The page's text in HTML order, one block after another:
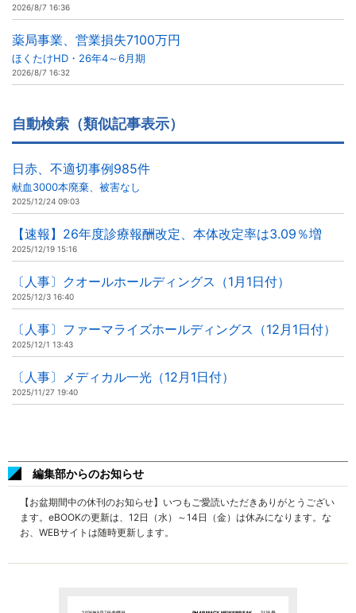
2026/8/7 16:36
薬局事業、営業損失7100万円
ほくたけHD・26年4～6月期
2026/8/7 16:32
自動検索（類似記事表示）
日赤、不適切事例985件
献血3000本廃棄、被害なし
2025/12/24 09:03
【速報】26年度診療報酬改定、本体改定率は3.09％増
2025/12/19 15:16
〔人事〕クオールホールディングス（1月1日付）
2025/12/3 16:40
〔人事〕ファーマライズホールディングス（12月1日付）
2025/12/1 13:43
〔人事〕メディカル一光（12月1日付）
2025/11/27 19:40
編集部からのお知らせ
【お盆期間中の休刊のお知らせ】いつもご愛読いただきありがとうござい
ます。eBOOKの更新は、12日（水）～14日（金）は休みになります。な
お、WEBサイトは随時更新します。